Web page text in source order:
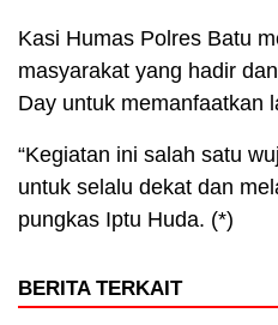
Kasi Humas Polres Batu
masyarakat yang hadir
Day untuk memanfaatkan
“Kegiatan ini salah satu
untuk selalu dekat dan
pungkas Iptu Huda. (*)
BERITA TERKAIT